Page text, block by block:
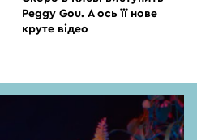
Peggy Gou. А ось її нове
круте відео